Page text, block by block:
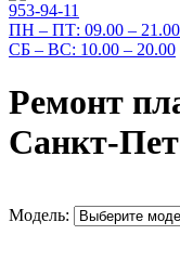
953-94-11
ПН – ПТ: 09.00 – 21.00
СБ – ВС: 10.00 – 20.00
Ремонт
Санкт-
Модель: